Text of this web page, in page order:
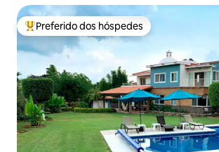
Entre os melhores preferidos dos hóspedes
Preferido dos hóspedes